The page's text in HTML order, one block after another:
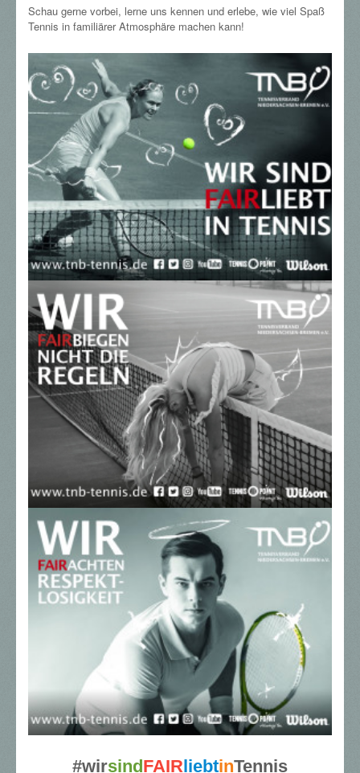
Schau gerne vorbei, lerne uns kennen und erlebe, wie viel Spaß
Tennis in familiärer Atmosphäre machen kann!
#wirsindFAIRliebtinTennis